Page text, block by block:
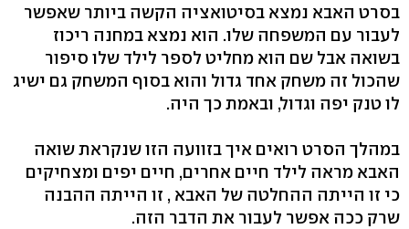
בסרט האבא נמצא בסיטואציה הקשה ביותר שאפשר
לעבור עם המשפחה שלו. הוא נמצא במחנה ריכוז
בשואה אבל שם הוא מחליט לספר לילד שלו סיפור
שהכול זה משחק אחד גדול והוא בסוף המשחק גם ישיג
לו טנק יפה וגדול, ובאמת כך היה.
במהלך הסרט רואים איך בזוועה הזו שנקראת שואה
האבא מראה לילד חיים אחרים, חיים יפים ומצחיקים
כי זו הייתה ההחלטה של האבא , זו הייתה ההבנה
שרק ככה אפשר לעבור את הדבר הזה.